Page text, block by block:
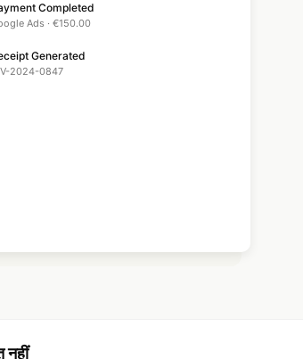
Completed
Ads · €150.00
Generated
2024-0847
नहीं